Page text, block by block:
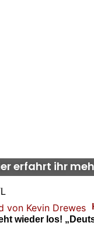
erfahrt ihr
wieder los!